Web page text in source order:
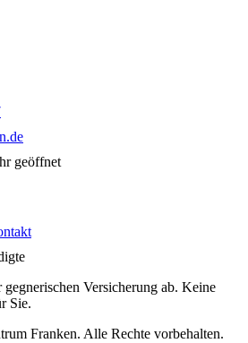
geöffnet
Versicherung ab. Keine
Sie.
Franken. Alle Rechte vorbehalten.